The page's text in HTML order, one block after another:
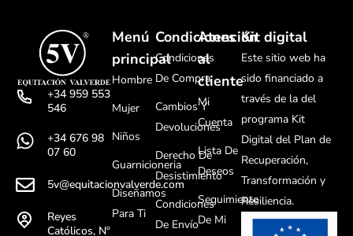
+34 959 553
546
+34 676 98
07 60
5v@equitacionvalverde.com
Reyes
Católicos, Nº
Menú
principal
Hombre
Mujer
Niños
Guarnicioneria
Diseñamos
Para Ti
Condiciones
Condiciones
De Compra
Cambios Y
Devoluciones
Derecho De
Desistimiento
Condiciones
De Envío
Atención
al
cliente
Mi
Cuenta
Lista De
Deseos
Seguimiento
De Mi
Kit digital
Este sitio web ha
sido financiado a
través de la del
programa Kit
Digital del Plan de
Recuperación,
Transformación y
Resiliencia.